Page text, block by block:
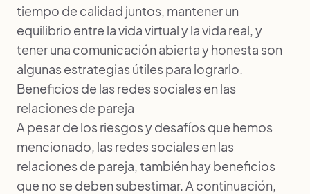
tiempo de calidad juntos, mantener un
equilibrio entre la vida virtual y la vida real, y
tener una comunicación abierta y honesta son
algunas estrategias útiles para lograrlo.
Beneficios de las redes sociales en las
relaciones de pareja
A pesar de los riesgos y desafíos que hemos
mencionado, las redes sociales en las
relaciones de pareja, también hay beneficios
que no se deben subestimar. A continuación,